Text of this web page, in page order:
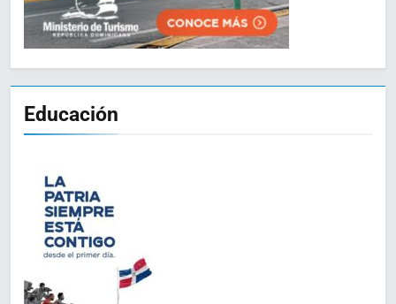
Educación